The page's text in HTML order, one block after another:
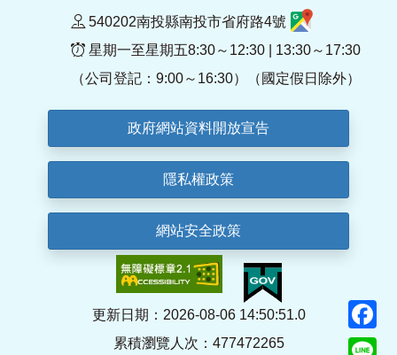
540202南投縣南投市省府路4號
星期一至星期五8:30～12:30 | 13:30～17:30
（公司登記：9:00～16:30）（國定假日除外）
政府網站資料開放宣告
隱私權政策
網站安全政策
更新日期：2026-08-06 14:50:51.0
累積瀏覽人次：477472265